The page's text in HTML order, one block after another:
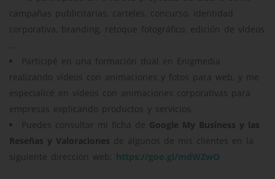
campañas publicitarias, carteles, concurso, identidad
corporativa, branding, retoque fotográfico, edición de vídeos
Participé en una formación dual en Enigmedia
realizando vídeos con animaciones y fotos para web, y me
especialicé en vídeos con animaciones corporativas para
empresas explicando productos y servicios.
Puedes consultar mi ficha de Google My Business y las
Reseñas y Valoraciones de algunos de mis clientes en la
siguiente dirección web: https://goo.gl/mdWZwO